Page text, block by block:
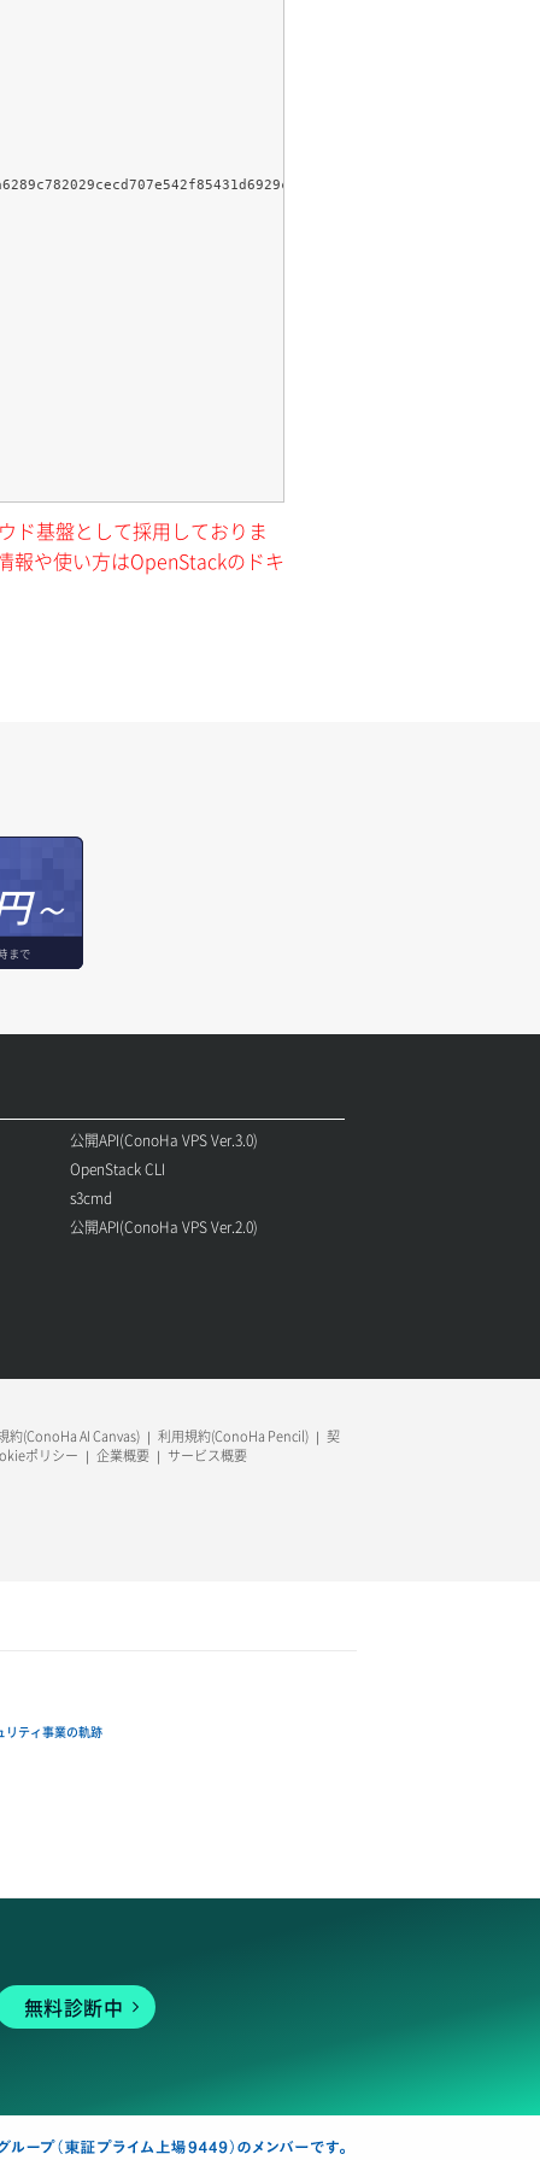
ド基盤として採用しておりま
報や使い方はOpenStackのドキ
～
まで
公開API(ConoHa VPS Ver.3.0)
OpenStack CLI
s3cmd
公開API(ConoHa VPS Ver.2.0)
約(ConoHa AI Canvas) 利用規約(ConoHa Pencil)
契
ポリシー
企業概要 サービス概要
リティ事業の軌跡
無料診断中